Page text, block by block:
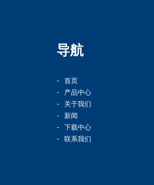
导航
首页
产品中心
关于我们
新闻
下载中心
联系我们